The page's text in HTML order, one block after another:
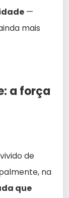
—
mais
a força
de
na
que